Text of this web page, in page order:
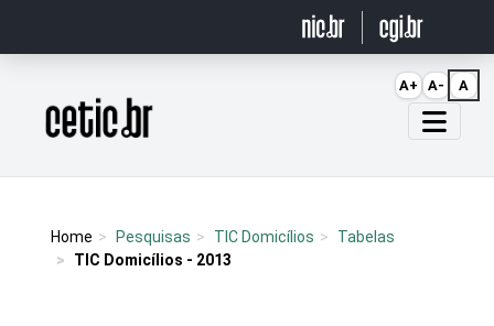
Página inicial
Home Pesquisas TIC Domicílios
Tabelas
TIC Domicílios - 2013
A+ A- A